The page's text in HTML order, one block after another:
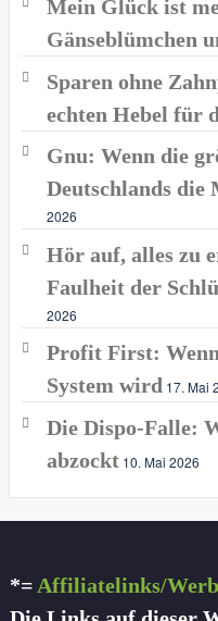
Mein Glück ist
Gänseblümchen
Sparen ohne
echten Hebel für
Gnu: Wenn die
Deutschlands die
2026
Hör auf, alles zu
Faulheit der
2026
Profit First: Wenn
System wird 17. Mai
Die Dispo-Falle:
abzockt 10. Mai 2026
*= Affiliatelinks/